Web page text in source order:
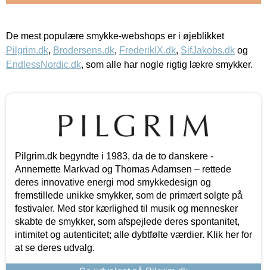
De mest populære smykke-webshops er i øjeblikket
Pilgrim.dk, Brodersens.dk, FrederikIX.dk, SifJakobs.dk og
EndlessNordic.dk, som alle har nogle rigtig lækre smykker.
Pilgrim.dk begyndte i 1983, da de to danskere -
Annemette Markvad og Thomas Adamsen – rettede
deres innovative energi mod smykkedesign og
fremstillede unikke smykker, som de primært solgte på
festivaler. Med stor kærlighed til musik og mennesker
skabte de smykker, som afspejlede deres spontanitet,
intimitet og autenticitet; alle dybtfølte værdier. Klik her for
at se deres udvalg.